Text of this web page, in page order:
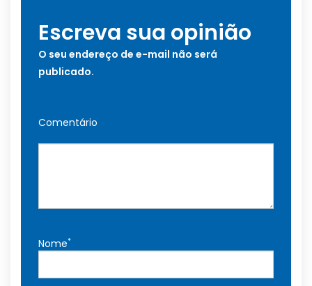
Escreva sua opinião
O seu endereço de e-mail não será
publicado.
Comentário
Nome*